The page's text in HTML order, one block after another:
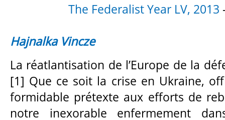
The Federalist Year LV, 2013
Hajnalka Vincze
La réatlantisation de l’Europe de la
[1] Que ce soit la crise en Ukraine,
formidable prétexte aux efforts de
notre inexorable enfermement